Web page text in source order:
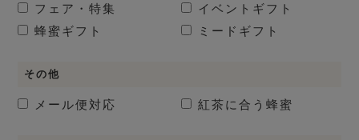
フェア・特集
イベントギフト
蜂蜜ギフト
ミードギフト
その他
メール便対応 紅茶に合う蜂蜜